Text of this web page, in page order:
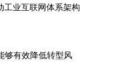
工业互联网体系架构
够有效降低转型风